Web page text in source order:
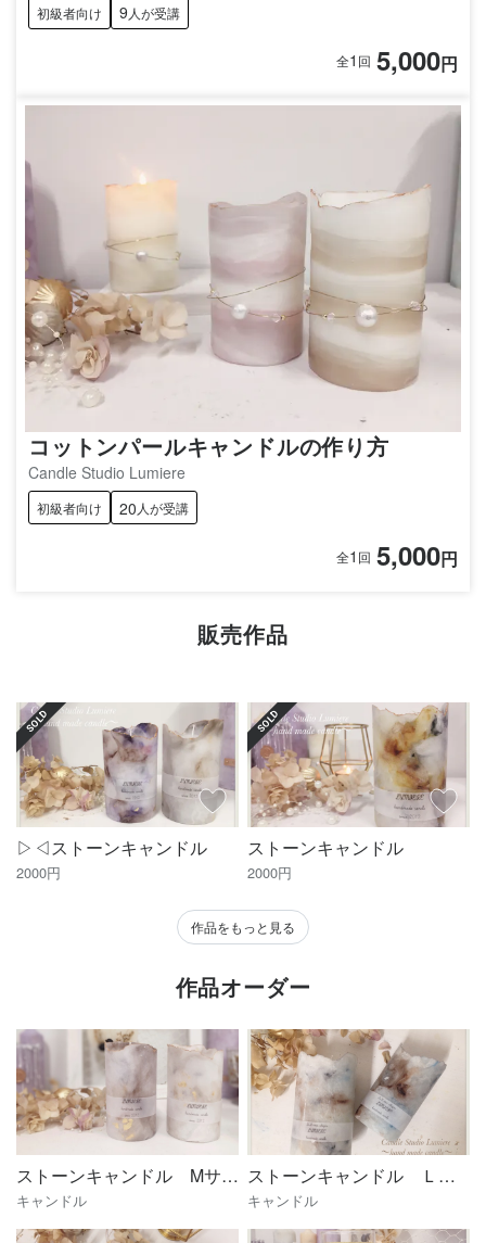
初級者向け 9 人が受講
全1 回 5,000円
コットンパールキャンドルの作り方
Candle Studio Lumiere
初級者向け 20 人が受講
全1 回 5,000円
販売作品
SOLD
▷◁ストーンキャンドル
2000円
SOLD
ストーンキャンドル
2000円
作品をもっと見る
作品オーダー
ストーンキャンドル Mサイズ
キャンドル
ストーンキャンドル Ｌサイズ
キャンドル